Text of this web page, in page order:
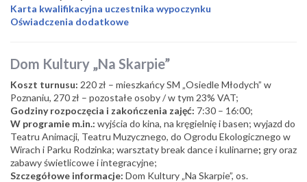
Karta kwalifikacyjna uczestnika wypoczynku
Oświadczenia dodatkowe
Dom Kultury „Na Skarpie”
Koszt turnusu: 220 zł – mieszkańcy SM „Osiedle Młodych” w
Poznaniu, 270 zł – pozostałe osoby / w tym 23% VAT;
Godziny rozpoczęcia i zakończenia zajęć: 7:30 – 16:00;
W programie m.in.: wyjścia do kina, na kręgielnię i basen; wyjazd do
Teatru Animacji, Teatru Muzycznego, do Ogrodu Ekologicznego w
Wirach i Parku Rodzinka; warsztaty break dance i kulinarne; gry oraz
zabawy świetlicowe i integracyjne;
Szczegółowe informacje: Dom Kultury „Na Skarpie”, os.